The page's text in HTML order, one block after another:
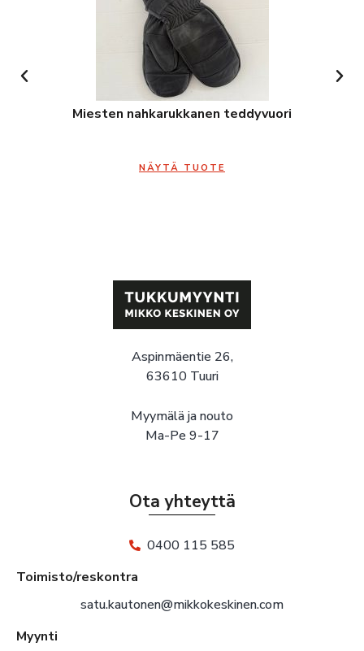
Miesten nahkarukkanen teddyvuori
NÄYTÄ TUOTE
Aspinmäentie 26,
63610 Tuuri
Myymälä ja nouto
Ma-Pe 9-17
Ota yhteyttä
0400 115 585
Toimisto/reskontra
satu.kautonen@mikkokeskinen.com
Myynti